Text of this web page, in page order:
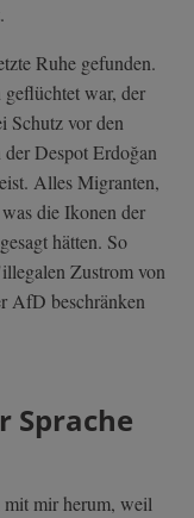
Ruhe gefunden.
war, der
Schutz vor den
Despot Erdoğan
Alles Migranten,
die Ikonen der
hätten. So
Zustrom von
AfD beschränken
Sprache
mir herum, weil